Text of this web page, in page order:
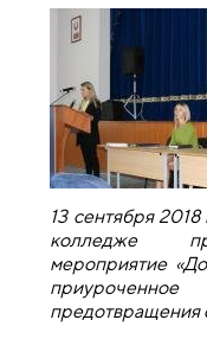
13 сентября
колледже
мероприятие
предотвращения